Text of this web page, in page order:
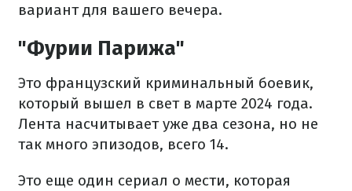
вариант для вашего вечера.
"Фурии Парижа"
Это французский криминальный боевик,
который вышел в свет в марте 2024 года.
Лента насчитывает уже два сезона, но не
так много эпизодов, всего 14.
Это еще один сериал о мести, которая